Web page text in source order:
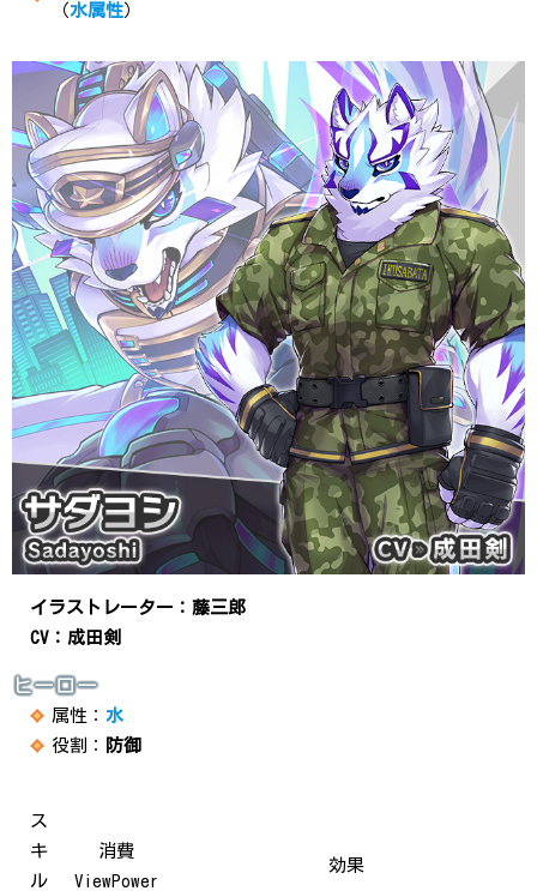
（水属性）
イラストレーター：藤三郎
CV：成田剣
ヒーロー
属性： 水
役割： 防御
ス
キ
ル
消費
ViewPower
効果